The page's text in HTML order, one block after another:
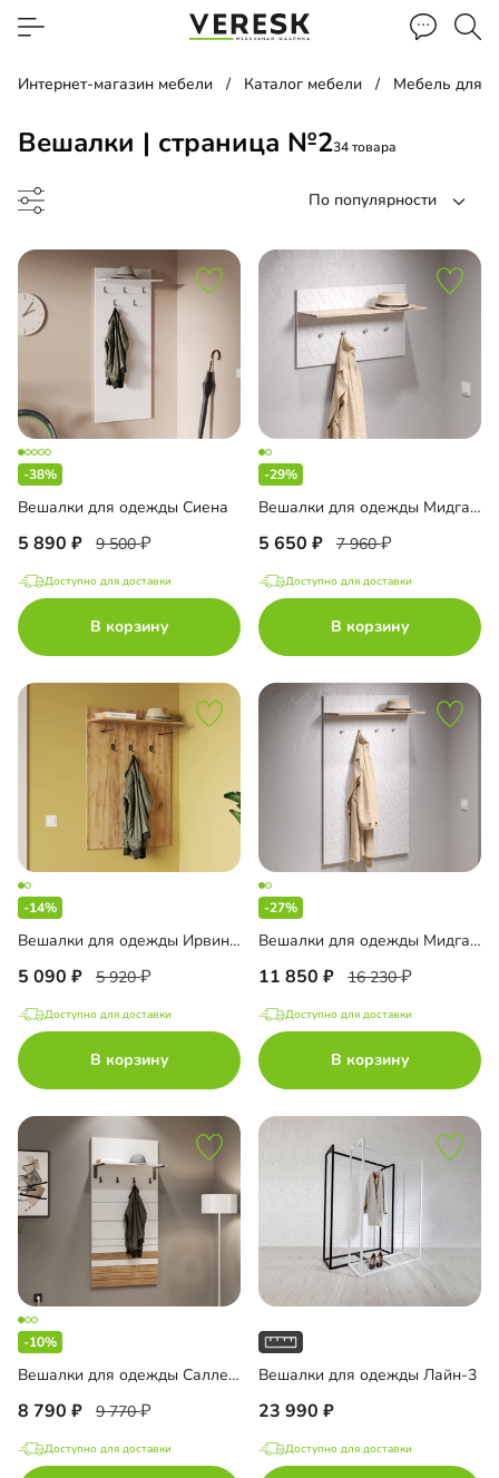
Интернет-магазин мебели Каталог мебели Мебель для
Вешалки | страница №234 товара
По популярности
до
до
пленкой ПВХ
эмалью
-38%
Вешалки для одежды Сиена
5 890 9 500
Доступно для доставки
В корзину
-29%
Вешалки для одежды Мидгард-1
5 650 7 960
Доступно для доставки
В корзину
-14%
Вешалки для одежды Ирвинг-1
5 090 5 920
Доступно для доставки
В корзину
-27%
Вешалки для одежды Мидгард-2
11 850 16 230
Доступно для доставки
В корзину
-10%
Вешалки для одежды Салленс-1
8 790 9 770
Доступно для доставки
Вешалки для одежды Лайн-3
23 990
Доступно для доставки